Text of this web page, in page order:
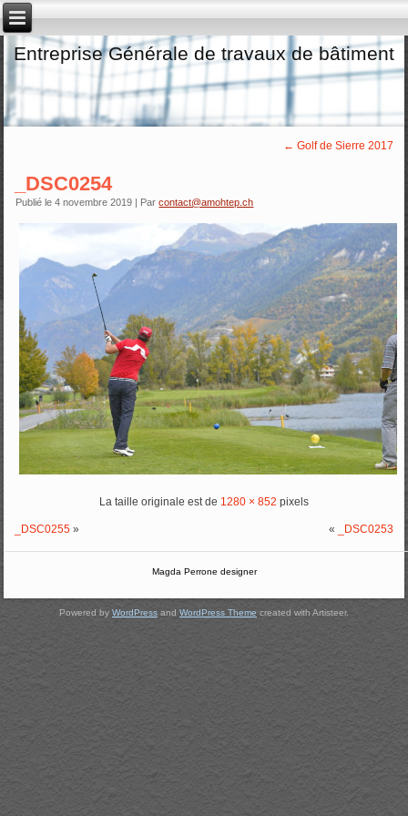
Entreprise Générale de travaux de bâtiment
← Golf de Sierre 2017
_DSC0254
Publié le 4 novembre 2019 | Par contact@amohtep.ch
La taille originale est de 1280 × 852 pixels
_DSC0255 » « _DSC0253
Magda Perrone designer
Powered by WordPress and WordPress Theme created with Artisteer.